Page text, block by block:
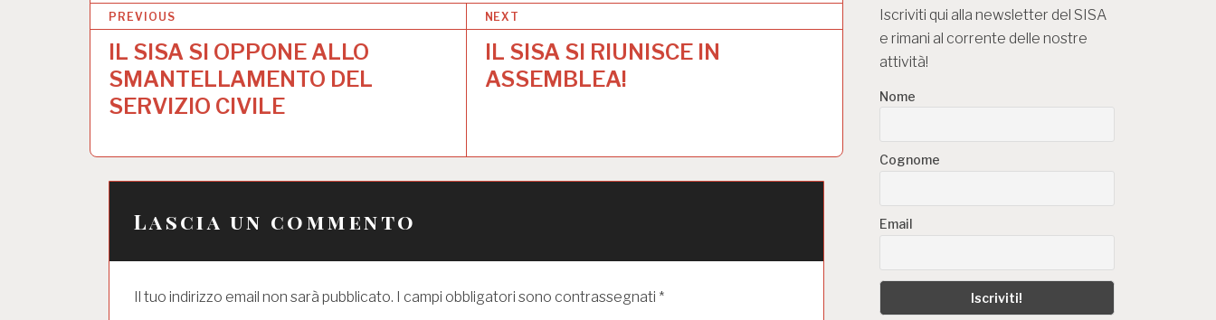
N
a
o
PREVIOUS
IL SISA SI OPPONE ALLO
SMANTELLAMENTO DEL
SERVIZIO CIVILE
NEXT
IL SISA SI RIUNISCE IN
ASSEMBLEA!
Lascia un commento
Il tuo indirizzo email non sarà pubblicato. I campi obbligatori sono contrassegnati *
Iscriviti qui alla newsletter del SISA
e rimani al corrente delle nostre
attività!
Nome
Cognome
Email